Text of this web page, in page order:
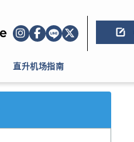
直升机场指南